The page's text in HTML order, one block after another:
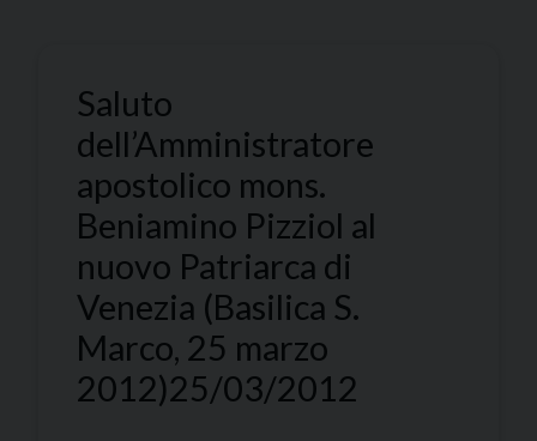
Saluto
dell’Amministratore
apostolico mons.
Beniamino Pizziol al
nuovo Patriarca di
Venezia (Basilica S.
Marco, 25 marzo
2012)25/03/2012